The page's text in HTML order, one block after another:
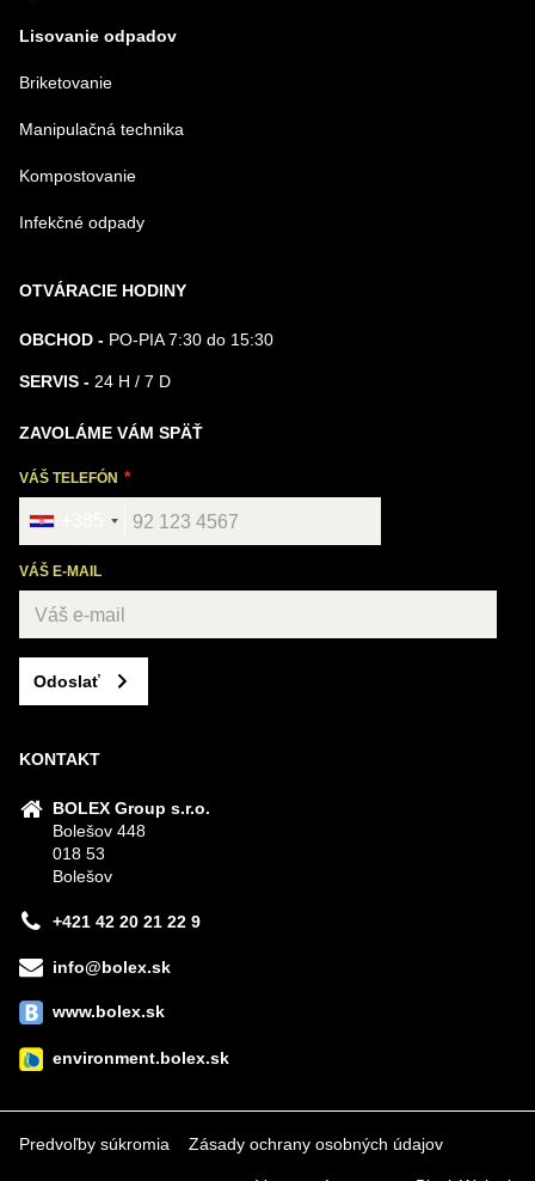
Lisovanie odpadov
Briketovanie
Manipulačná technika
Kompostovanie
Infekčné odpady
OTVÁRACIE HODINY
OBCHOD - PO-PIA 7:30 do 15:30
SERVIS - 24 H / 7 D
ZAVOLÁME VÁM SPÄŤ
VÁŠ TELEFÓN
VÁŠ E-MAIL
Odoslať
KONTAKT
BOLEX Group s.r.o.
Bolešov 448
018 53
Bolešov
+421 42 20 21 22 9
info@bolex.sk
www.bolex.sk
environment.bolex.sk
Predvoľby súkromia Zásady ochrany osobných údajov